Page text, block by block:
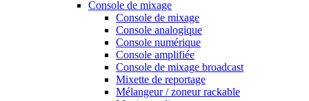
Console de mixage
Console de mixage
Console analogique
Console numérique
Console amplifiée
Console de mixage broadcast
Mixette de reportage
Mélangeur / zoneur rackable